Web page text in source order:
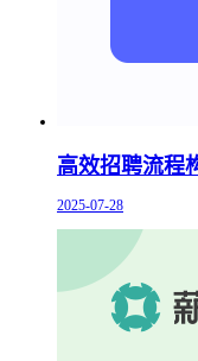
高效招聘流程
2025-07-28